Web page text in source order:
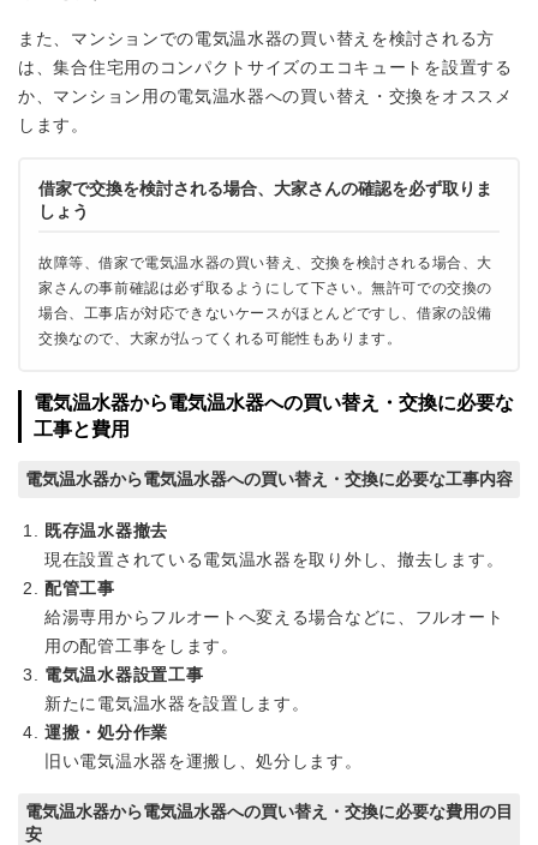
また、マンションでの電気温水器の買い替えを検討される方
は、集合住宅用のコンパクトサイズのエコキュートを設置する
か、マンション用の電気温水器への買い替え・交換をオススメ
します。
借家で交換を検討される場合、大家さんの確認を必ず取りま
しょう
故障等、借家で電気温水器の買い替え、交換を検討される場合、大
家さんの事前確認は必ず取るようにして下さい。無許可での交換の
場合、工事店が対応できないケースがほとんどですし、借家の設備
交換なので、大家が払ってくれる可能性もあります。
電気温水器から電気温水器への買い替え・交換に必要な
工事と費用
電気温水器から電気温水器への買い替え・交換に必要な工事内容
既存温水器撤去
現在設置されている電気温水器を取り外し、撤去します。
配管工事
給湯専用からフルオートへ変える場合などに、フルオート
用の配管工事をします。
電気温水器設置工事
新たに電気温水器を設置します。
運搬・処分作業
旧い電気温水器を運搬し、処分します。
電気温水器から電気温水器への買い替え・交換に必要な費用の目
安